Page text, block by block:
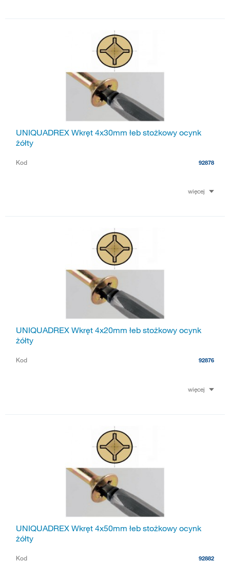
UNIQUADREX Wkręt 4x30mm łeb stożkowy ocynk
żółty
Kod 92878
więcej
UNIQUADREX Wkręt 4x20mm łeb stożkowy ocynk
żółty
Kod 92876
więcej
UNIQUADREX Wkręt 4x50mm łeb stożkowy ocynk
żółty
Kod 92882